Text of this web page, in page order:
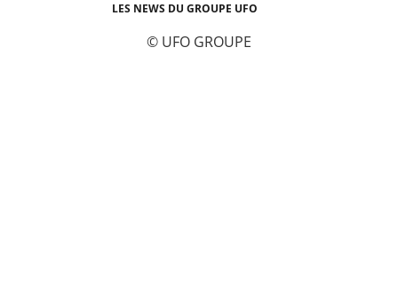
LES NEWS DU GROUPE UFO
© UFO GROUPE